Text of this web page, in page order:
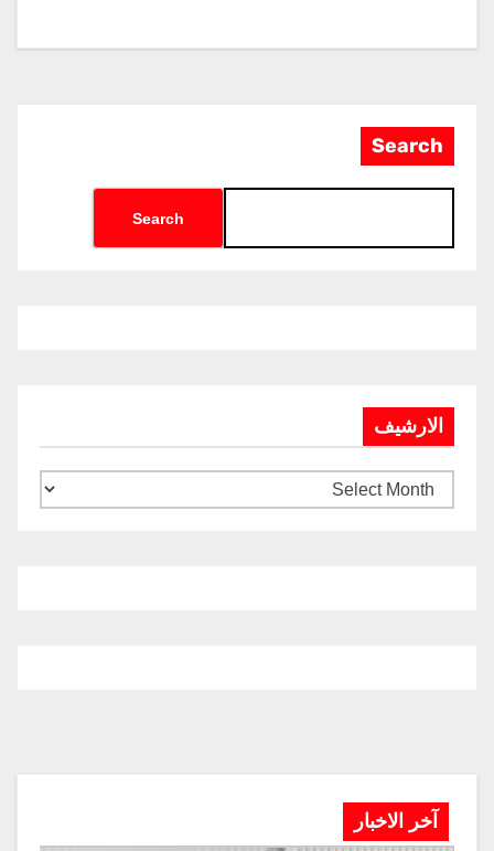
Search
Search
الارشيف
آخر الاخبار